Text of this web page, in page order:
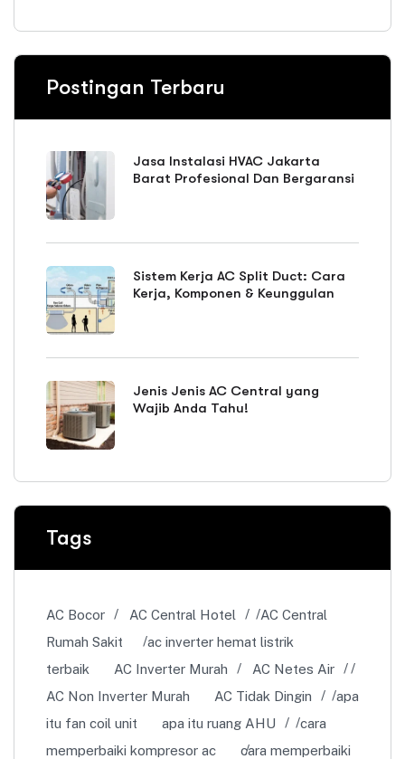
Postingan Terbaru
Jasa Instalasi HVAC Jakarta
Barat Profesional Dan Bergaransi
Sistem Kerja AC Split Duct: Cara
Kerja, Komponen & Keunggulan
Jenis Jenis AC Central yang
Wajib Anda Tahu!
Tags
AC Bocor AC Central Hotel
AC Central
Rumah Sakit
ac inverter hemat listrik
terbaik
AC Inverter Murah
AC Netes Air
AC Non Inverter Murah
AC Tidak Dingin
apa
itu fan coil unit
apa itu ruang AHU
cara
memperbaiki kompresor ac
cara memperbaiki